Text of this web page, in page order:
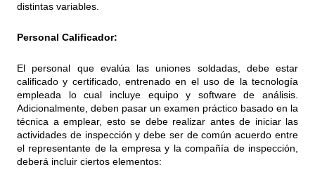
distintas variables.
Personal Calificador:
El personal que evalúa las uniones soldadas, debe estar
calificado y certificado, entrenado en el uso de la tecnología
empleada lo cual incluye equipo y software de análisis.
Adicionalmente, deben pasar un examen práctico basado en la
técnica a emplear, esto se debe realizar antes de iniciar las
actividades de inspección y debe ser de común acuerdo entre
el representante de la empresa y la compañía de inspección,
deberá incluir ciertos elementos: